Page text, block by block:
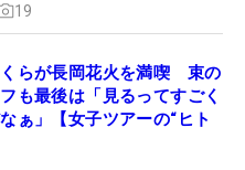
19
らが長岡花火を満喫 束の
も最後は「見るってすごく
ぁ」【女子ツアーの“ヒト